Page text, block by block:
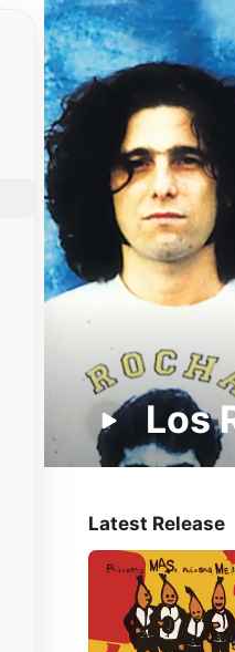
Los
Latest Release